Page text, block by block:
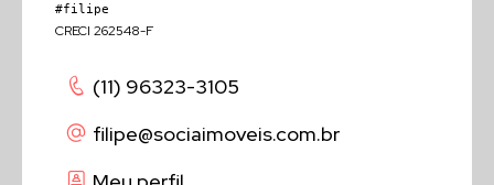
#filipe
CRECI 262548-F
(11) 96323-3105
filipe@sociaimoveis.com.br